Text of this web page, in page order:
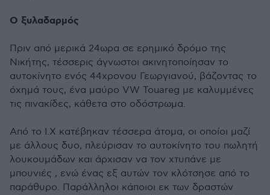
Ο ξυλαδαρμός
Πριν από μερικά 24ωρα σε ερημικό δρόμο της
Νικήτης, τέσσερις άγνωστοι ακινητοποίησαν το
αυτοκίνητο ενός 44χρονου Γεωργιανού, βάζοντας το
όχημά τους, ένα μαύρο VW Touareg με καλυμμένες
τις πινακίδες, κάθετα στο οδόστρωμα.
Από το Ι.Χ κατέβηκαν τέσσερα άτομα, οι οποίοι μαζί
με άλλους δυο, πλεύρισαν το αυτοκίνητο του πωλητή
λουκουμάδων και άρχισαν να τον χτυπάνε με
μπουνιές , ενώ ένας εξ αυτών τον κλότσησε από το
παράθυρο. Παράλληλοι κάποιοι εκ των δραστών